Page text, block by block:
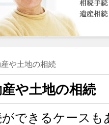
や土地の相続
や土地の相続
できるケースも